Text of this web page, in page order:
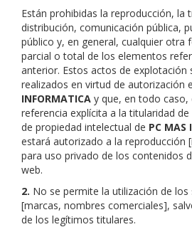
Están prohibidas la reproducción, la
distribución, comunicación pública,
público y, en general, cualquier otra
parcial o total de los elementos
anterior. Estos actos de explotación
realizados en virtud de autorización
INFORMATICA y que, en todo caso,
referencia explícita a la titularidad
de propiedad intelectual de PC MAS
estará autorizado a la reproducción
para uso privado de los contenidos
web.
2. No se permite la utilización de
[marcas, nombres comerciales],
de los legítimos titulares.